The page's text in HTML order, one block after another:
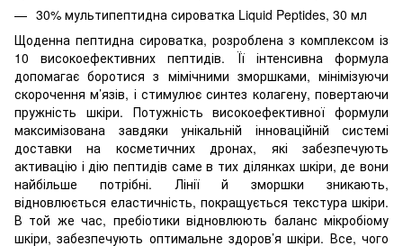
30% мультипептидна сироватка Liquid Peptides, 30 мл
Щоденна пептидна сироватка, розроблена з комплексом із
10 високоефективних пептидів. Її інтенсивна формула
допомагає боротися з мімічними зморшками, мінімізуючи
скорочення м’язів, і стимулює синтез колагену, повертаючи
пружність шкіри. Потужність високоефективної формули
максимізована завдяки унікальній інноваційній системі
доставки на косметичних дронах, які забезпечують
активацію і дію пептидів саме в тих ділянках шкіри, де вони
найбільше потрібні. Лінії й зморшки зникають,
відновлюється еластичність, покращується текстура шкіри.
В той же час, пребіотики відновлюють баланс мікробіому
шкіри, забезпечують оптимальне здоров’я шкіри. Все, чого